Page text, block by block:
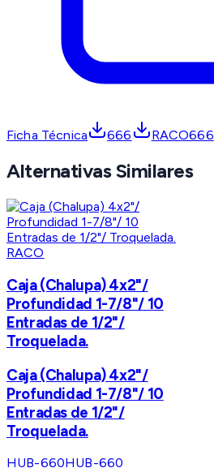
Ficha Técnica 666 RACO666
Alternativas Similares
RACO
Caja (Chalupa) 4x2"/
Profundidad 1-7/8"/ 10
Entradas de 1/2"/
Troquelada.
Caja (Chalupa) 4x2"/
Profundidad 1-7/8"/ 10
Entradas de 1/2"/
Troquelada.
HUB-660HUB-660